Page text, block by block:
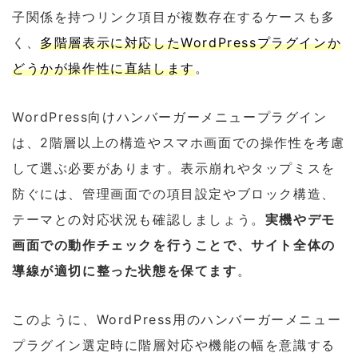
子関係を持つリンク項目が複数存在するケースも多
く、多階層表示に対応したWordPressプラグインか
どうかが操作性に直結します。
WordPress向けハンバーガーメニュープラグイン
は、2階層以上の構造やスマホ画面での操作性を考慮
して選ぶ必要があります。表示崩れやタップミスを
防ぐには、管理画面での項目設定やブロック構造、
テーマとの対応状況も確認しましょう。 実機やデモ
画面での動作チェックを行うことで、サイト全体の
導線が適切に整った状態を保てます 。
このように、WordPress用のハンバーガーメニュー
プラグイン選定時に階層対応や機能の幅を意識する